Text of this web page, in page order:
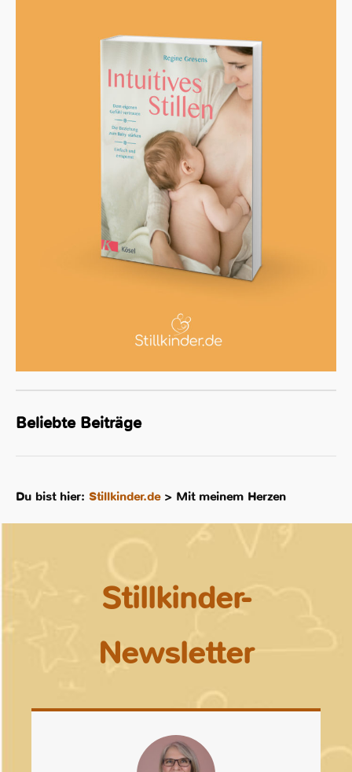
Beliebte Beiträge
Du bist hier: Stillkinder.de> Mit meinem Herzen
Stillkinder-
Newsletter